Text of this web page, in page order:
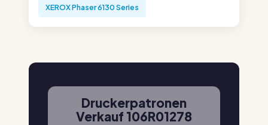
XEROX Phaser 6130 Series
Druckerpatronen
Verkauf 106R01278